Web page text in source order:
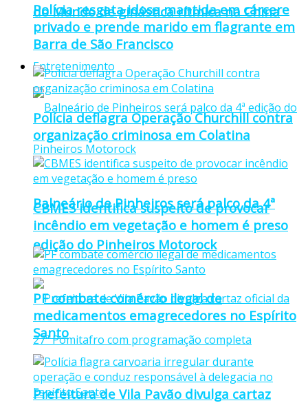
do Mundo de ginástica rítmica na China
Entretenimento
Balneário de Pinheiros será palco da 4ª
edição do Pinheiros Motorock
Prefeitura de Vila Pavão divulga cartaz
Polícia resgata idosa mantida em cárcere
privado e prende marido em flagrante em
Barra de São Francisco
Polícia deflagra Operação Churchill contra
organização criminosa em Colatina
CBMES identifica suspeito de provocar
incêndio em vegetação e homem é preso
PF combate comércio ilegal de
medicamentos emagrecedores no Espírito
Santo